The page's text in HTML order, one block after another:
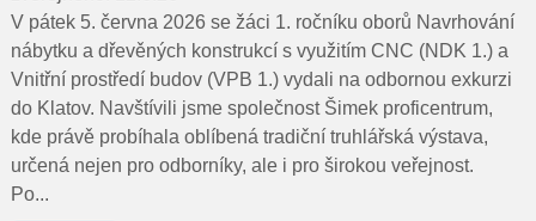
V pátek 5. června 2026 se žáci 1. ročníku oborů Navrhování
nábytku a dřevěných konstrukcí s využitím CNC (NDK 1.) a
Vnitřní prostředí budov (VPB 1.) vydali na odbornou exkurzi
do Klatov. Navštívili jsme společnost Šimek proficentrum,
kde právě probíhala oblíbená tradiční truhlářská výstava,
určená nejen pro odborníky, ale i pro širokou veřejnost.
Po...